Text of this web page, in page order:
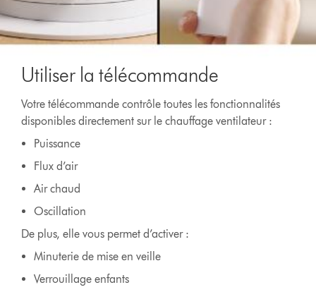
Utiliser la télécommande
Votre télécommande contrôle toutes les fonctionnalités
disponibles directement sur le chauffage ventilateur :
Puissance
Flux d’air
Air chaud
Oscillation
De plus, elle vous permet d’activer :
Minuterie de mise en veille
Verrouillage enfants